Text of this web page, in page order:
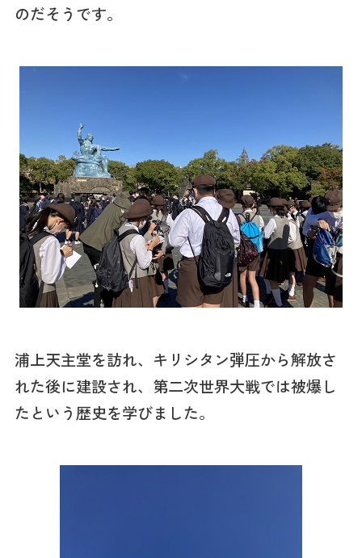
のだそうです。
浦上天主堂を訪れ、キリシタン弾圧から解放さ
れた後に建設され、第二次世界大戦では被爆し
たという歴史を学びました。